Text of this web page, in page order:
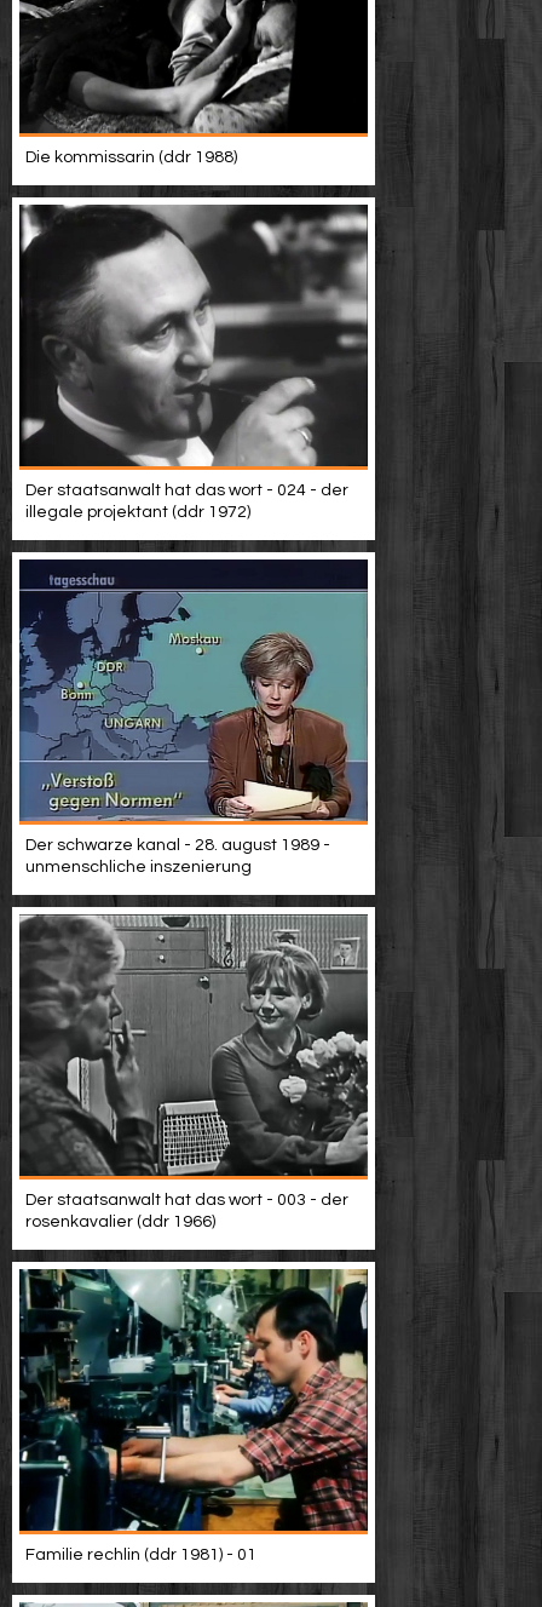
Die kommissarin (ddr 1988)
Der staatsanwalt hat das wort - 024 - der
illegale projektant (ddr 1972)
Der schwarze kanal - 28. august 1989 -
unmenschliche inszenierung
Der staatsanwalt hat das wort - 003 - der
rosenkavalier (ddr 1966)
Familie rechlin (ddr 1981) - 01